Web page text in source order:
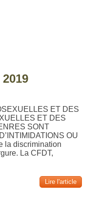
ET DES
ET DES
SONT
OU
la discrimination
La CFDT,
Lire l'article